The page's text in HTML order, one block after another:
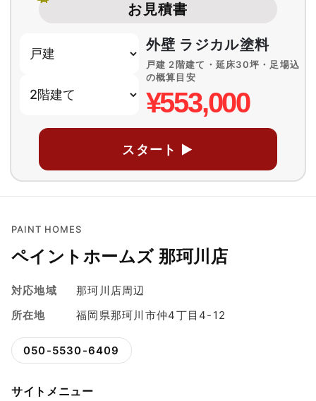
お見積書
外壁 ラジカル塗料
戸建 2階建て・延床30坪・足場込
の概算目安
¥553,000
スタート ▶
PAINT HOMES
ペイントホームズ 那珂川店
対応地域
那珂川店周辺
所在地
福岡県那珂川市仲4丁目4-12
050-5530-6409
サイトメニュー